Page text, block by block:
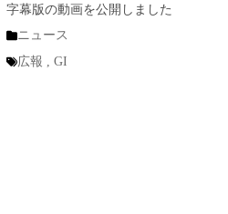
字幕版の動画を公開しました
ニュース
広報 ,GI